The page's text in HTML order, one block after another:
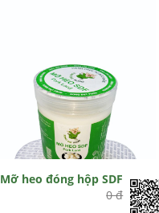
Mỡ heo đóng hộp SDF
0 đ